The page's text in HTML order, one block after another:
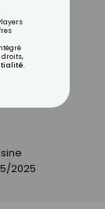
2025
droits,
.